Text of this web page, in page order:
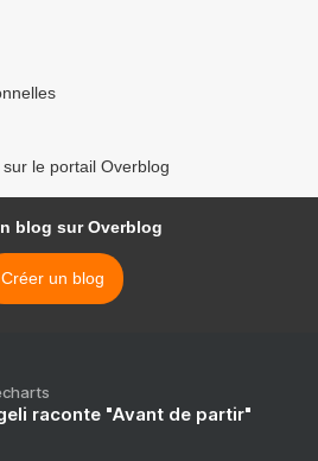
le portail Overblog
blog sur Overblog
Créer un blog
raconte "Avant de partir"